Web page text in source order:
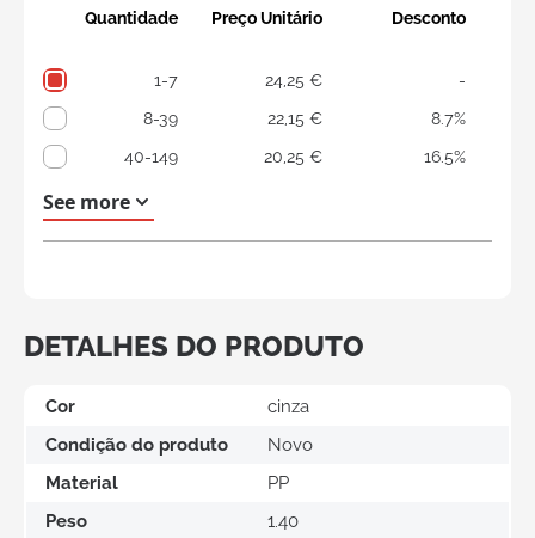
DETALHES DO PRODUTO
Cor
cinza
Condição do produto
Novo
Material
PP
Peso
1.40
Quantidade Preço Unitário Desconto
1-7 24,25 €
-
8-39
22,15 €
8.7%
40-149
20,25 €
16.5%
150+
See more